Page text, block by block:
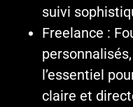
suivi
Freelance :
l’essentiel
claire et